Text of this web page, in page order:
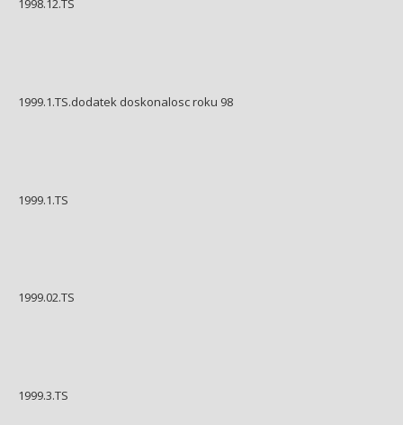
1998.12.TS
1999.1.TS.dodatek doskonalosc roku 98
1999.1.TS
1999.02.TS
1999.3.TS